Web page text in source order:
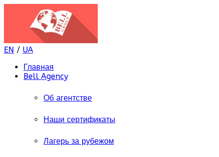
EN / UA
Главная
Bell Agency
Об агентстве
Наши сертификаты
Лагерь за рубежом